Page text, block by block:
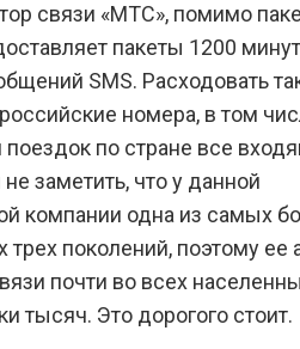
связи «МТС», помимо
пакеты 1200 минут
SMS. Расходовать
номера, в том
поездок по стране все
заметить, что у данной
компании одна из самых
трех поколений, поэтому ее
почти во всех
тысяч. Это дорогого стоит.